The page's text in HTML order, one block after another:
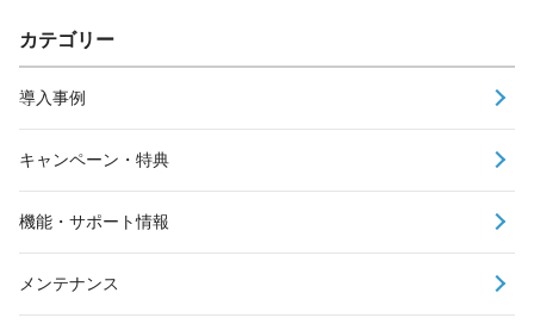
カテゴリー
導入事例
キャンペーン・特典
機能・サポート情報
メンテナンス